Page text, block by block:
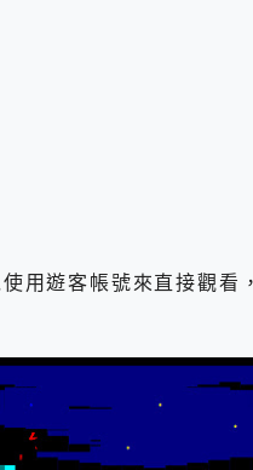
用遊客帳號來直接觀看